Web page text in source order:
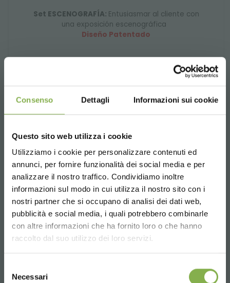
Consenso Dettagli Informazioni sui cookie
Questo sito web utilizza i cookie
Utilizziamo i cookie per personalizzare contenuti ed
annunci, per fornire funzionalità dei social media e per
analizzare il nostro traffico. Condividiamo inoltre
informazioni sul modo in cui utilizza il nostro sito con i
nostri partner che si occupano di analisi dei dati web,
pubblicità e social media, i quali potrebbero combinarle
con altre informazioni che ha fornito loro o che hanno
raccolto dal suo utilizzo dei loro servizi.
delNecessari
Set ESCENOGRAFÍA: Entusiasmar al cliente con
una exposición escenográfica
Diseño Patentado
Choose the country you are in and your
language for a better browsing experience